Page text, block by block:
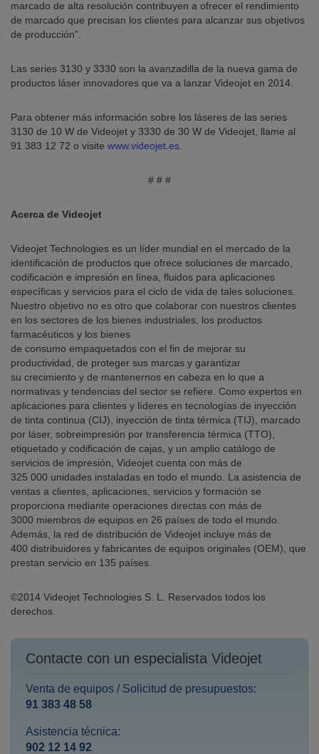
marcado de alta resolución contribuyen a ofrecer el rendimiento
de marcado que precisan los clientes para alcanzar sus objetivos
de producción”.
Las series 3130 y 3330 son la avanzadilla de la nueva gama de
productos láser innovadores que va a lanzar Videojet en 2014.
Para obtener más información sobre los láseres de las series
3130 de 10 W de Videojet y 3330 de 30 W de Videojet, llame al
91 383 12 72 o visite www.videojet.es
# # #
Acerca de Videojet
Videojet Technologies es un líder mundial en el mercado de la
identificación de productos que ofrece soluciones de marcado,
codificación e impresión en línea, fluidos para aplicaciones
específicas y servicios para el ciclo de vida de tales soluciones.
Nuestro objetivo no es otro que colaborar con nuestros clientes
en los sectores de los bienes industriales, los productos
farmacéuticos y los bienes
de consumo empaquetados con el fin de mejorar su
productividad, de proteger sus marcas y garantizar
su crecimiento y de mantenernos en cabeza en lo que a
normativas y tendencias del sector se refiere. Como expertos en
aplicaciones para clientes y líderes en tecnologías de inyección
de tinta continua (CIJ), inyección de tinta térmica (TIJ), marcado
por láser, sobreimpresión por transferencia térmica (TTO),
etiquetado y codificación de cajas, y un amplio catálogo de
servicios de impresión, Videojet cuenta con más de
325 000 unidades instaladas en todo el mundo. La asistencia de
ventas a clientes, aplicaciones, servicios y formación se
proporciona mediante operaciones directas con más de
3000 miembros de equipos en 26 países de todo el mundo.
Además, la red de distribución de Videojet incluye más de
400 distribuidores y fabricantes de equipos originales (OEM), que
prestan servicio en 135 países.
©2014 Videojet Technologies S. L. Reservados todos los
derechos.
Contacte con un especialista Videojet
Venta de equipos / Solicitud de presupuestos:
91 383 48 58
Asistencia técnica:
902 12 14 92